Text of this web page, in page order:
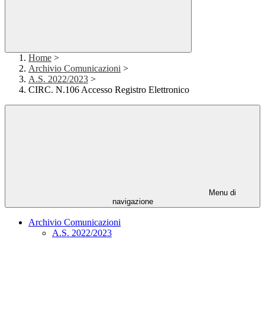
Home >
Archivio Comunicazioni >
A.S. 2022/2023 >
CIRC. N.106 Accesso Registro Elettronico
Menu di
navigazione
Archivio Comunicazioni
A.S. 2022/2023